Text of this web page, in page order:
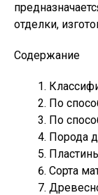
отделки,
Содержание
По
По
Порода
Сорта